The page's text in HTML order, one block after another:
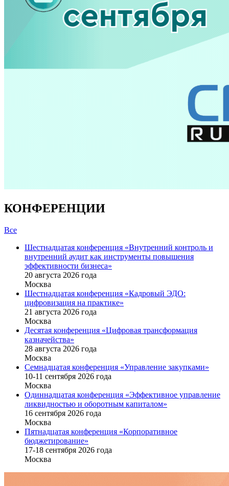
КОНФЕРЕНЦИИ
Все
Шестнадцатая конференция «Внутренний контроль и
внутренний аудит как инструменты повышения
эффективности бизнеса»
20 августа 2026 года
Москва
Шестнадцатая конференция «Кадровый ЭДО:
цифровизация на практике»
21 августа 2026 года
Москва
Десятая конференция «Цифровая трансформация
казначейства»
28 августа 2026 года
Москва
Семнадцатая конференция «Управление закупками»
10-11 сентября 2026 года
Москва
Одиннадцатая конференция «Эффективное управление
ликвидностью и оборотным капиталом»
16 cентября 2026 года
Москва
Пятнадцатая конференция «Корпоративное
бюджетирование»
17-18 сентября 2026 года
Москва